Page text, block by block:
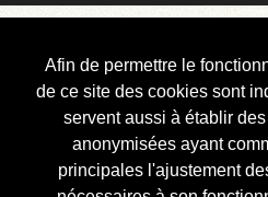
Afin de permettre le
de ce site des cookies sont
servent aussi à établir
anonymisées ayant
principales l'ajustement
Courbis, « LE »
Blog Officiel
Bienvenue